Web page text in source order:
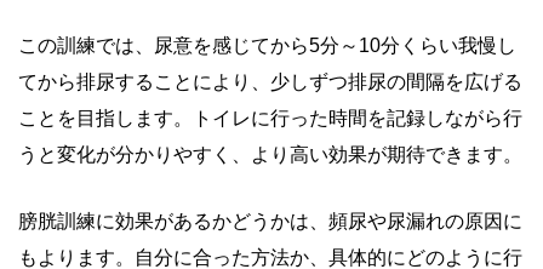
この訓練では、尿意を感じてから5分～10分くらい我慢し
てから排尿することにより、少しずつ排尿の間隔を広げる
ことを目指します。トイレに行った時間を記録しながら行
うと変化が分かりやすく、より高い効果が期待できます。
膀胱訓練に効果があるかどうかは、頻尿や尿漏れの原因に
もよります。自分に合った方法か、具体的にどのように行